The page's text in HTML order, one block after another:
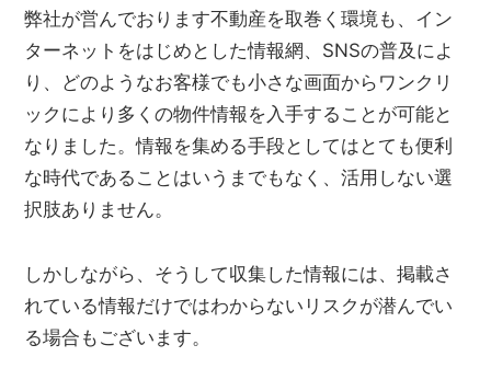
地
域
密
着
BEST
HOUSE
弊社が営んでおります不動産を取巻く環境も、イン
ターネットをはじめとした情報網、SNSの普及によ
り、どのようなお客様でも小さな画面からワンクリ
ックにより多くの物件情報を入手することが可能と
なりました。情報を集める手段としてはとても便利
な時代であることはいうまでもなく、活用しない選
択肢ありません。
しかしながら、そうして収集した情報には、掲載さ
れている情報だけではわからないリスクが潜んでい
る場合もございます。